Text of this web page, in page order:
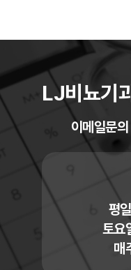
LJ비뇨기
이메일문
평일
토요
매